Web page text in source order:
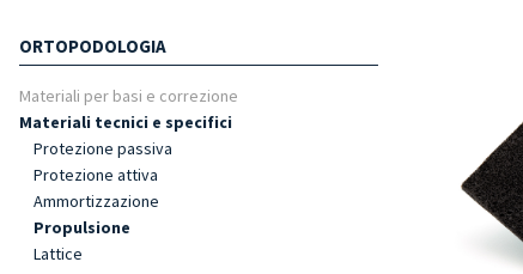
ORTOPODOLOGIA
Materiali per basi e correzione
Materiali tecnici e specifici
Protezione passiva
Protezione attiva
Ammortizzazione
Propulsione
Lattice